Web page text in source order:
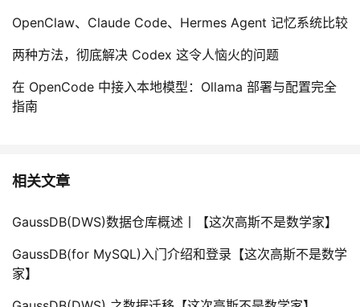
OpenClaw、Claude Code、Hermes Agent 记忆系统比较
两种方法，彻底解决 Codex 这令人恼火的问题
在 OpenCode 中接入本地模型：Ollama 部署与配置完全
指南
相关文章
GaussDB(DWS)数据仓库概述丨【这次高斯不是数学家】
GaussDB(for MySQL)入门介绍和登录【这次高斯不是数学
家】